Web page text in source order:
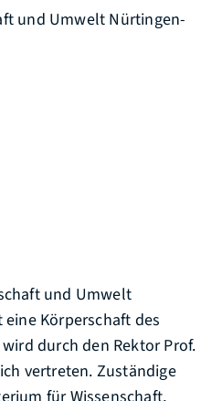
und Umwelt Nürtingen-
und Umwelt
Körperschaft des
durch den Rektor Prof.
vertreten. Zuständige